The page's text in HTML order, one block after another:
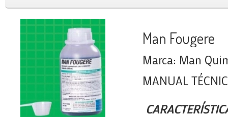
Man Fougere
Marca: Man
MANUAL